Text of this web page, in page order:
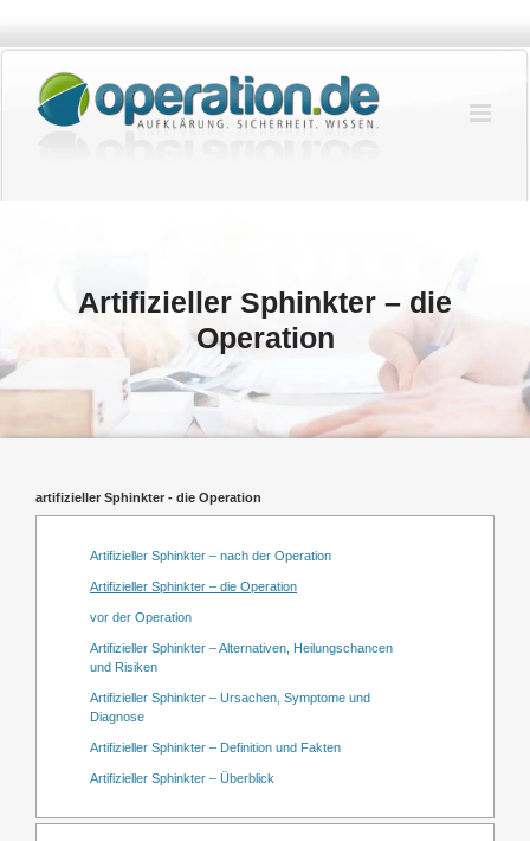
springen
Artifizieller Sphinkter – die
Operation
artifizieller Sphinkter - die Operation
Artifizieller Sphinkter – nach der Operation
Artifizieller Sphinkter – die Operation
vor der Operation
Artifizieller Sphinkter – Alternativen, Heilungschancen
und Risiken
Artifizieller Sphinkter – Ursachen, Symptome und
Diagnose
Artifizieller Sphinkter – Definition und Fakten
Artifizieller Sphinkter – Überblick